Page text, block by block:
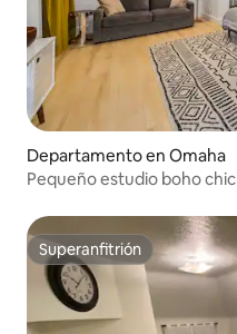
Departamento en Omaha
Pequeño estudio boho chic
Superanfitrión
Superanfitrión